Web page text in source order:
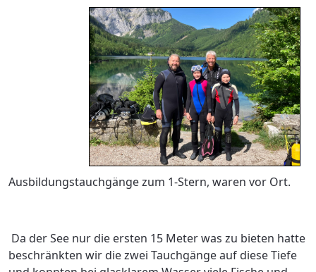
Ausbildungstauchgänge zum 1-Stern, waren vor Ort.
Da der See nur die ersten 15 Meter was zu bieten hatte
beschränkten wir die zwei Tauchgänge auf diese Tiefe